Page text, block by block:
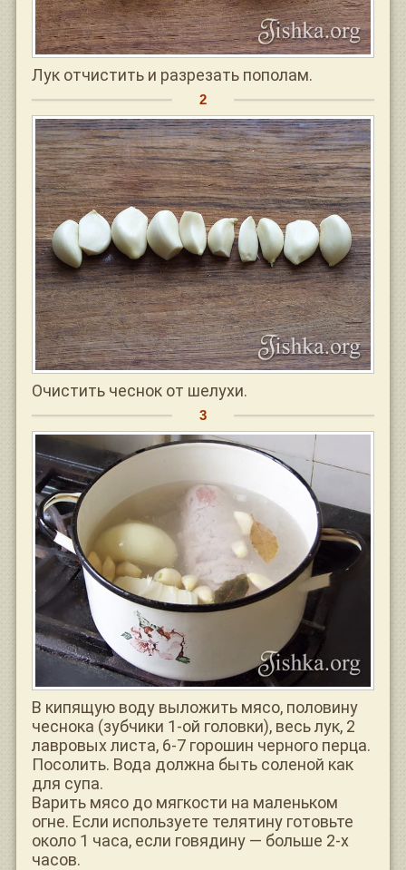
Лук отчистить и разрезать пополам.
Очистить чеснок от шелухи.
В кипящую воду выложить мясо, половину
чеснока (зубчики 1-ой головки), весь лук, 2
лавровых листа, 6-7 горошин черного перца.
Посолить. Вода должна быть соленой как
для супа.
Варить мясо до мягкости на маленьком
огне. Если используете телятину готовьте
около 1 часа, если говядину — больше 2-х
часов.